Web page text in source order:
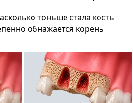
тоньше стала кость
обнажается корень